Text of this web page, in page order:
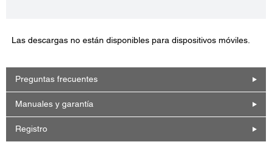
Las descargas no están disponibles para dispositivos móviles.
Preguntas frecuentes
Manuales y garantía
Registro